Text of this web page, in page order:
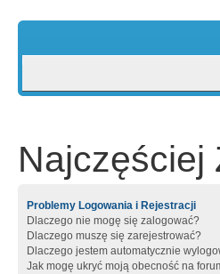
Najczęściej
Problemy Logowania i Rejestracji
Dlaczego nie mogę się zalogować?
Dlaczego muszę się zarejestrować?
Dlaczego jestem automatycznie
Jak mogę ukryć moją obecność na